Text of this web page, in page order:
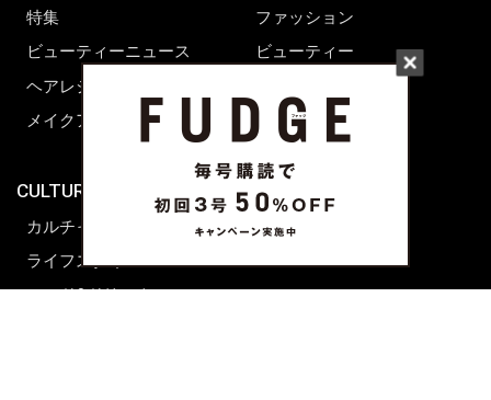
特集
ビューティーニュース
ヘアレシピ ストーリーズ
メイクアップティップス
CULTURE & LIFE
カルチャー
ライフスタイル
フード&ドリンク
ファッション
ビューティー
ライフスタイル